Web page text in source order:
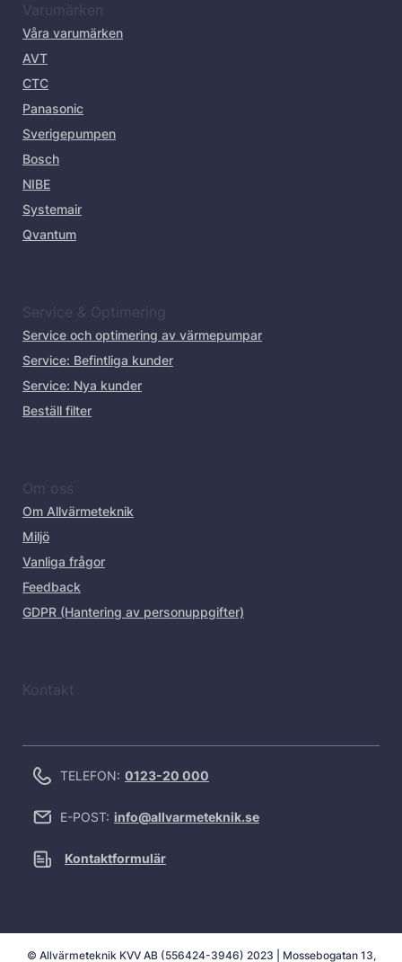
Varumärken
Våra varumärken
AVT
CTC
Panasonic
Sverigepumpen
Bosch
NIBE
Systemair
Qvantum
Service & Optimering
Service och optimering av värmepumpar
Service: Befintliga kunder
Service: Nya kunder
Beställ filter
Om oss
Om Allvärmeteknik
Miljö
Vanliga frågor
Feedback
GDPR (Hantering av personuppgifter)
Kontakt
TELEFON: 0123-20 000
E-POST: info@allvarmeteknik.se
Kontaktformulär
© Allvärmeteknik KVV AB (556424-3946) 2023 | Mossebogatan 13,